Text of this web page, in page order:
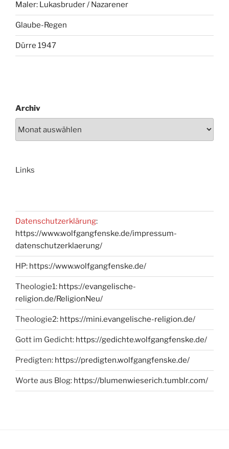
Maler: Lukasbruder / Nazarener
Glaube-Regen
Dürre 1947
Archiv
Links
Datenschutzerklärung:
https://www.wolfgangfenske.de/impressum-
datenschutzerklaerung/
HP: https://www.wolfgangfenske.de/
Theologie1: https://evangelische-
religion.de/ReligionNeu/
Theologie2: https://mini.evangelische-religion.de/
Gott im Gedicht: https://gedichte.wolfgangfenske.de/
Predigten: https://predigten.wolfgangfenske.de/
Worte aus Blog: https://blumenwieserich.tumblr.com/